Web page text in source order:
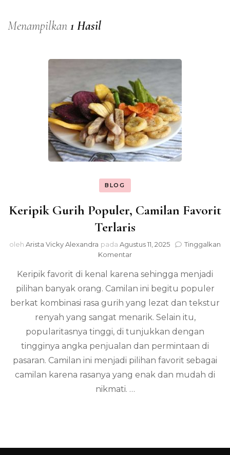
Menampilkan 1 Hasil
BLOG
Keripik Gurih Populer, Camilan Favorit
Terlaris
oleh Arista Vicky Alexandra pada Agustus 11, 2025
Tinggalkan
Komentarpada
Gurih
Populer,
Favorit
Terlaris
Keripik favorit di kenal karena sehingga menjadi
pilihan banyak orang. Camilan ini begitu populer
berkat kombinasi rasa gurih yang lezat dan tekstur
renyah yang sangat menarik. Selain itu,
popularitasnya tinggi, di tunjukkan dengan
tingginya angka penjualan dan permintaan di
pasaran. Camilan ini menjadi pilihan favorit sebagai
camilan karena rasanya yang enak dan mudah di
nikmati. …